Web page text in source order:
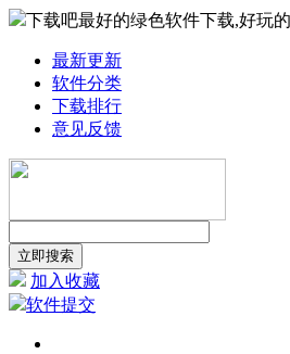
下载吧最好的绿色软件下载,好玩
最新更新
软件分类
下载排行
意见反馈
加入收藏
软件提交